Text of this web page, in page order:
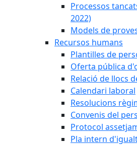
Processos
2022)
Models de
Recursos humans
Plantilles de
Oferta pública
Relació de llocs
Calendari laboral
Resolucions
Convenis del
Protocol
Pla intern